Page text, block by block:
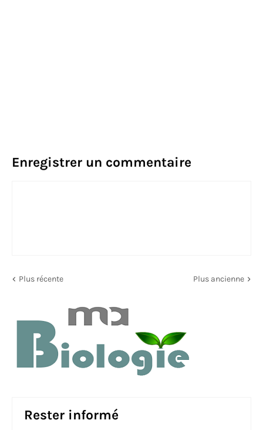
Enregistrer un commentaire
Plus récente Plus ancienne
Rester informé